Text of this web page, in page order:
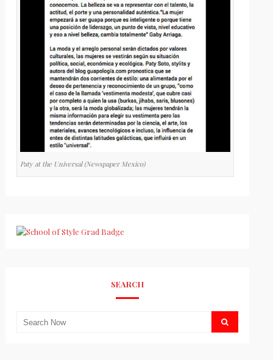
Paty at the Universal (Newspaper Mexico)
SEARCH